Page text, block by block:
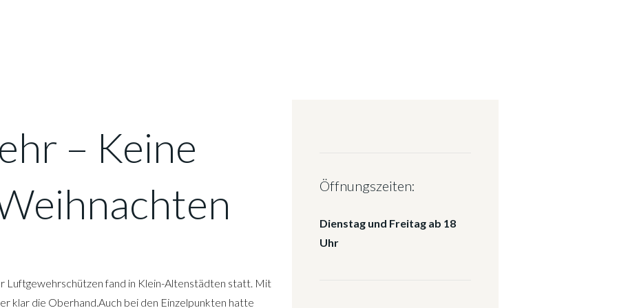
– Keine
fand in Klein-Altenstädten statt. Mit
klar die Oberhand.Auch bei den Einzelpunkten hatte
Öffnungszeiten:
Dienstag und Freitag ab 18
Uhr